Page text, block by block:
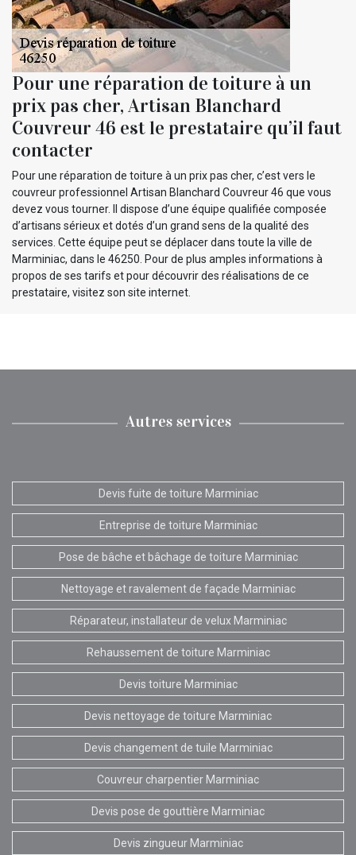
Pour une réparation de toiture à un
prix pas cher, Artisan Blanchard
Couvreur 46 est le prestataire qu’il faut
contacter
Pour une réparation de toiture à un prix pas cher, c’est vers le
couvreur professionnel Artisan Blanchard Couvreur 46 que vous
devez vous tourner. Il dispose d’une équipe qualifiée composée
d’artisans sérieux et dotés d’un grand sens de la qualité des
services. Cette équipe peut se déplacer dans toute la ville de
Marminiac, dans le 46250. Pour de plus amples informations à
propos de ses tarifs et pour découvrir des réalisations de ce
prestataire, visitez son site internet.
Autres services
Devis fuite de toiture Marminiac
Entreprise de toiture Marminiac
Pose de bâche et bâchage de toiture Marminiac
Nettoyage et ravalement de façade Marminiac
Réparateur, installateur de velux Marminiac
Rehaussement de toiture Marminiac
Devis toiture Marminiac
Devis nettoyage de toiture Marminiac
Devis changement de tuile Marminiac
Couvreur charpentier Marminiac
Devis pose de gouttière Marminiac
Devis zingueur Marminiac